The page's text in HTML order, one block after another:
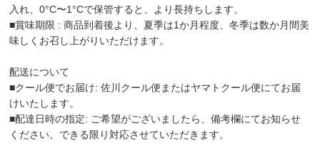
入れ、0°C〜1°Cで保管すると、より長持ちします。
■賞味期限 : 商品到着後より、夏季は1か月程度、冬季は数か月間美
味しくお召し上がりいただけます。
配送について
■クール便でお届け: 佐川クール便またはヤマトクール便にてお届
けいたします。
■配達日時の指定: ご希望がございましたら、備考欄にてお知らせ
ください。できる限り対応させていただきます。